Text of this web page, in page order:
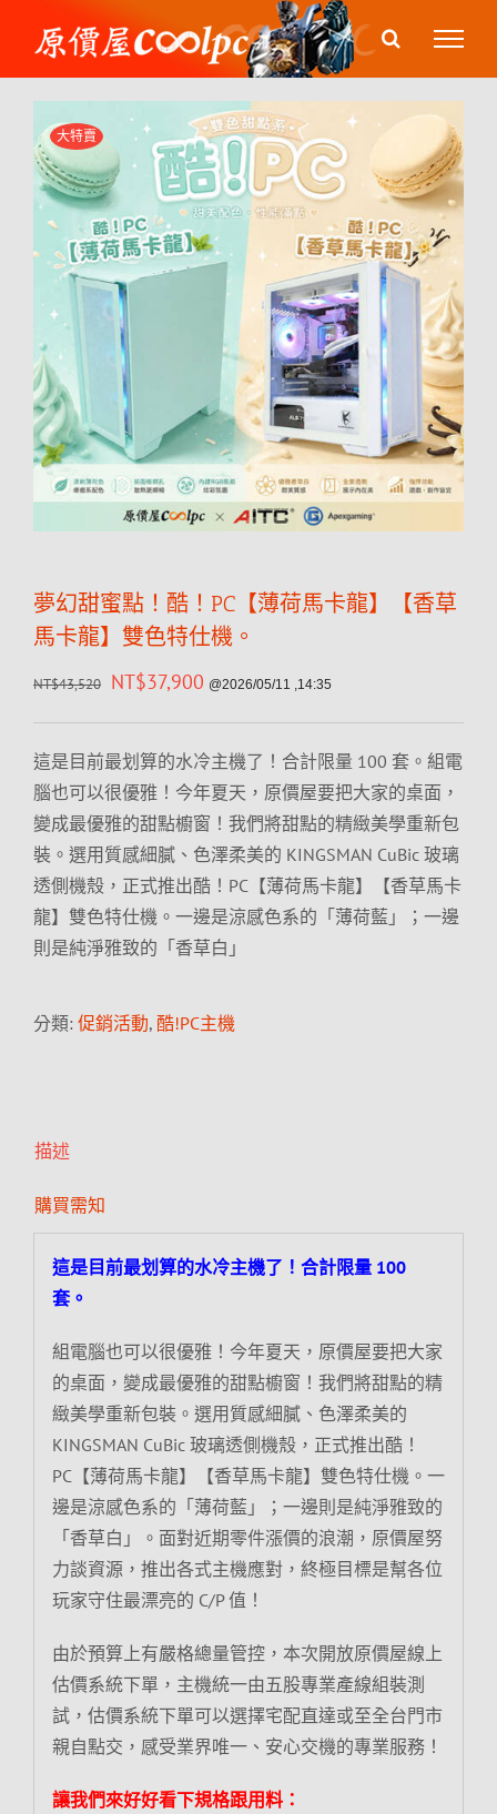
content
大特賣
夢幻甜蜜點！酷！PC【薄荷馬卡龍】【香草
馬卡龍】雙色特仕機。
NT$43,520 NT$37,900 @2026/05/11 ,14:35
這是目前最划算的水冷主機了！合計限量 100 套。組電
腦也可以很優雅！今年夏天，原價屋要把大家的桌面，
變成最優雅的甜點櫥窗！我們將甜點的精緻美學重新包
裝。選用質感細膩、色澤柔美的 KINGSMAN CuBic 玻璃
透側機殼，正式推出酷！PC【薄荷馬卡龍】【香草馬卡
龍】雙色特仕機。一邊是涼感色系的「薄荷藍」；一邊
則是純淨雅致的「香草白」
分類: 促銷活動, 酷!PC主機
描述
購買需知
這是目前最划算的水冷主機了！合計限量 100
套。
組電腦也可以很優雅！今年夏天，原價屋要把大家
的桌面，變成最優雅的甜點櫥窗！我們將甜點的精
緻美學重新包裝。選用質感細膩、色澤柔美的
KINGSMAN CuBic 玻璃透側機殼，正式推出酷！
PC【薄荷馬卡龍】【香草馬卡龍】雙色特仕機。一
邊是涼感色系的「薄荷藍」；一邊則是純淨雅致的
「香草白」。面對近期零件漲價的浪潮，原價屋努
力談資源，推出各式主機應對，終極目標是幫各位
玩家守住最漂亮的 C/P 值！
由於預算上有嚴格總量管控，本次開放原價屋線上
估價系統下單，主機統一由五股專業產線組裝測
試，估價系統下單可以選擇宅配直達或至全台門市
親自點交，感受業界唯一、安心交機的專業服務！
讓我們來好好看下規格跟用料：